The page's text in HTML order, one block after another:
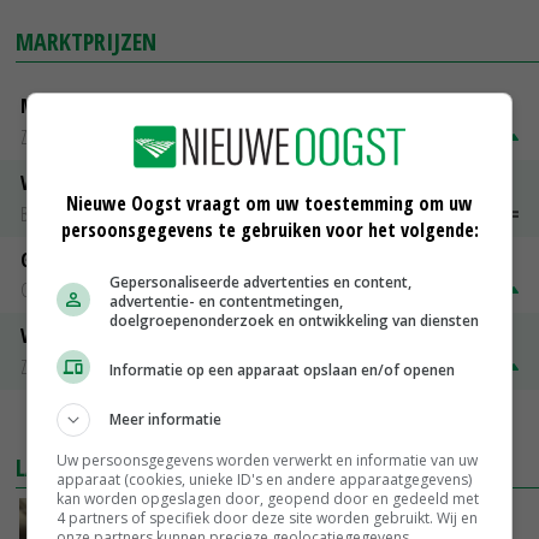
MARKTPRIJZEN
Magere melkpoeder
Zuivel NL
€ 269,00
Vleeskuikens 2001-2600 gr
Barneveld
€ 1,09~ € 1,11
Gerst
Groningen
€ 197,00
Volle melkpoeder
Zuivel NL
€ 345,00 € 20,00
MEER MARKTPRIJZEN
LAATSTE NIEUWS
‘Samenwerking A-ware en Amalthea gaat
Nieuwe Oogst vraagt om uw toestemming om uw
persoonsgegevens te gebruiken voor het volgende:
Gepersonaliseerde advertenties en content,
advertentie- en contentmetingen,
doelgroepenonderzoek en ontwikkeling van diensten
Informatie op een apparaat opslaan en/of openen
Meer informatie
Uw persoonsgegevens worden verwerkt en informatie van uw
apparaat (cookies, unieke ID's en andere apparaatgegevens)
kan worden opgeslagen door, geopend door en gedeeld met
4 partners of specifiek door deze site worden gebruikt. Wij en